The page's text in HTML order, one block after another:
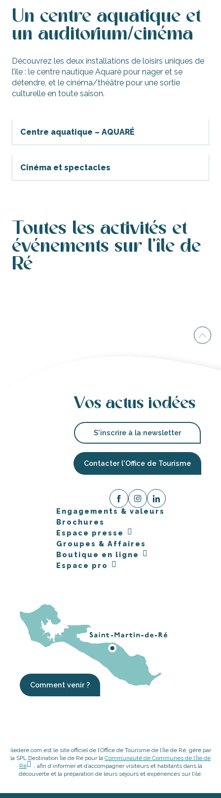
Un centre aquatique et
un auditorium/cinéma
Découvrez les deux installations de loisirs uniques de
l’île : le centre nautique Aquaré pour nager et se
détendre, et le cinéma/théâtre pour une sortie
culturelle en toute saison.
Centre aquatique – AQUARÉ
Cinéma et spectacles
Toutes les activités et
événements sur l'île de
Ré
Vos actus iodées
S'inscrire à la newsletter
Contacter l'Office de Tourisme
Engagements & valeurs
Brochures
Espace presse
Groupes & Affaires
Boutique en ligne
Espace pro
Comment venir ?
iledere.com est le site officiel de l’Office de Tourisme de l’Île de Ré, géré par
la SPL Destination Île de Ré pour la Communauté de Communes de l’Île de
Ré
, afin d’informer et d’accompagner visiteurs et habitants dans la
découverte et la préparation de leurs séjours et expériences sur l’île.